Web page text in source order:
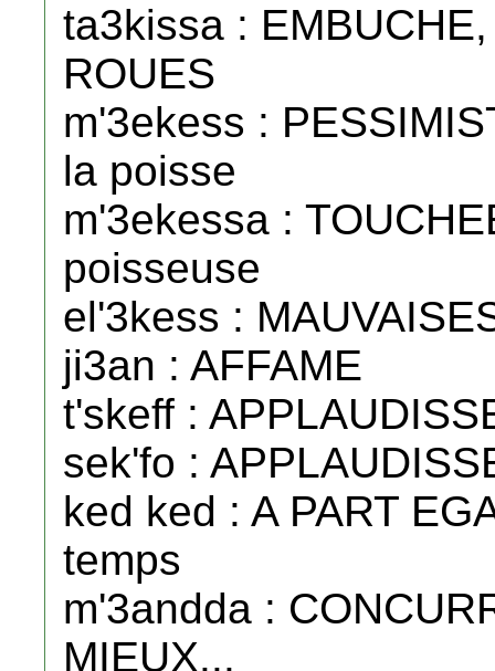
ta3kissa :
ROUES
m'3ekess :
la poisse
m'3ekessa :
poisseuse
el'3kess :
ji3an : AFFAME
t'skeff :
sek'fo :
ked ked : A PART
temps
m'3andda :
MIEUX...